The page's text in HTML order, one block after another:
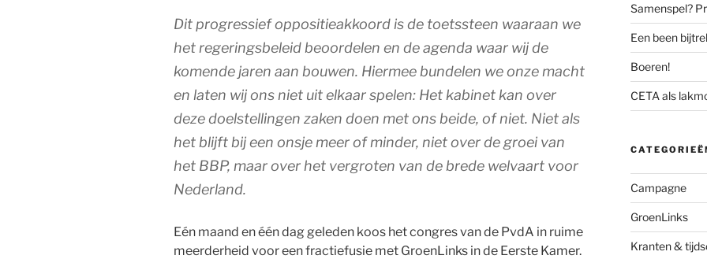
Dit progressief oppositieakkoord is de toetssteen waaraan we
het regeringsbeleid beoordelen en de agenda waar wij de
komende jaren aan bouwen. Hiermee bundelen we onze macht
en laten wij ons niet uit elkaar spelen: Het kabinet kan over
deze doelstellingen zaken doen met ons beide, of niet. Niet als
het blijft bij een onsje meer of minder, niet over de groei van
het BBP, maar over het vergroten van de brede welvaart voor
Nederland.
Eén maand en één dag geleden koos het congres van de PvdA in ruime
meerderheid voor een fractiefusie met GroenLinks in de Eerste Kamer.
Samenspel?
Een been
Boeren!
CETA als
Campagne
GroenLinks
Kranten &